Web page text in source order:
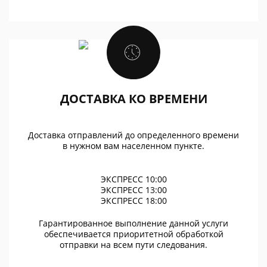
ДОСТАВКА КО ВРЕМЕНИ
Доставка отправлений до определенного времени
в нужном вам населенном пункте.
ЭКСПРЕСС 10:00
ЭКСПРЕСС 13:00
ЭКСПРЕСС 18:00
Гарантированное выполнение данной услуги
обеспечивается приоритетной обработкой
отправки на всем пути следования.